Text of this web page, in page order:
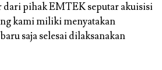
pihak EMTEK seputar akuisisi
kami miliki menyatakan
saja selesai dilaksanakan